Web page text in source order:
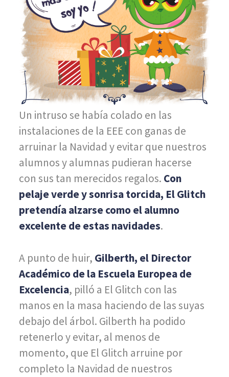
Un intruso se había colado en las
instalaciones de la EEE con ganas de
arruinar la Navidad y evitar que nuestros
alumnos y alumnas pudieran hacerse
con sus tan merecidos regalos. Con
pelaje verde y sonrisa torcida, El Glitch
pretendía alzarse como el alumno
excelente de estas navidades.
A punto de huir, Gilberth, el Director
Académico de la Escuela Europeade
Excelencia, pilló a El Glitch con las
manos en la masa haciendo de las suyas
debajo del árbol. Gilberth ha podido
retenerlo y evitar, al menos de
momento, que El Glitch arruine por
completo la Navidad de nuestros